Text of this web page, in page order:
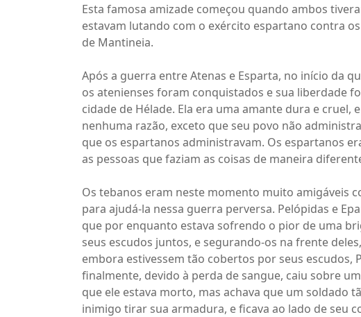
Esta famosa amizade começou quando ambos
estavam lutando com o exército espartano contra
de Mantineia.
Após a guerra entre Atenas e Esparta, no início da
os atenienses foram conquistados e sua liberdade
cidade de Hélade. Ela era uma amante dura e cruel,
nenhuma razão, exceto que seu povo não
que os espartanos administravam. Os espartanos
as pessoas que faziam as coisas de maneira
Os tebanos eram neste momento muito amigáveis
para ajudá-la nessa guerra perversa. Pelópidas e
que por enquanto estava sofrendo o pior de uma
seus escudos juntos, e segurando-os na frente
embora estivessem tão cobertos por seus escudos,
finalmente, devido à perda de sangue, caiu sobre
que ele estava morto, mas achava que um soldado
inimigo tirar sua armadura, e ficava ao lado de seu